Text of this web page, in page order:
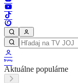
Aktuálne populárne